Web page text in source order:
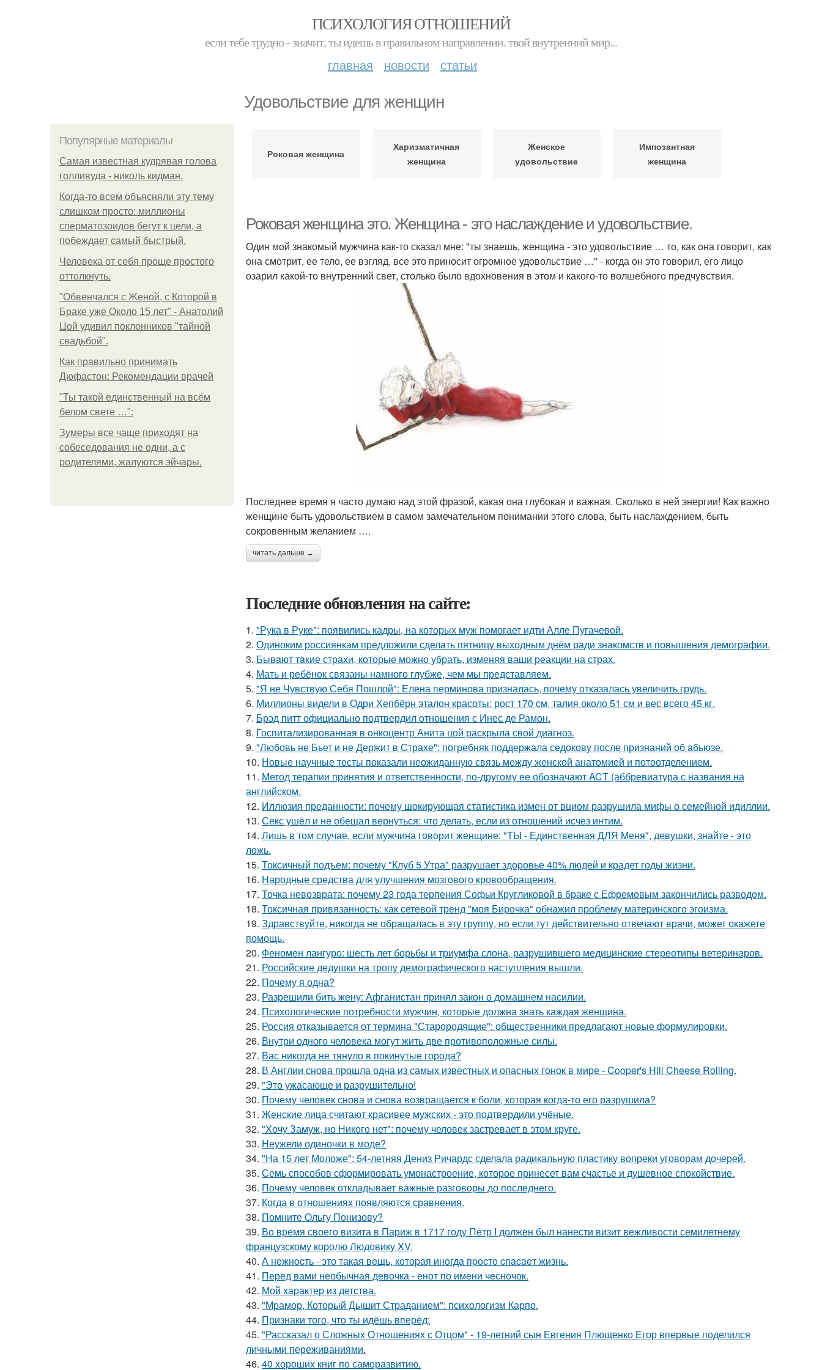
ПСИХОЛОГИЯ ОТНОШЕНИЙ
если тебе трудно - значит, ты идешь в правильном направлении. твой внутренний мир...
главная новости статьи
Удовольствие для женщин
Популярные материалы
Самая известная кудрявая голова
голливуда - николь кидман.
Когда-то всем объясняли эту тему
слишком просто: миллионы
сперматозоидов бегут к цели, а
побеждает самый быстрый.
Человека от себя проще простого
оттолкнуть.
"Обвенчался с Женой, с Которой в
Браке уже Около 15 лет" - Анатолий
Цой удивил поклонников "тайной
свадьбой".
Как правильно принимать
Дюфастон: Рекомендации врачей
"Ты такой единственный на всём
белом свете …":
Зумеры все чаще приходят на
собеседования не одни, а с
родителями, жалуются эйчары.
Роковая женщина
Харизматичная
женщина
Женское
удовольствие
Импозантная
женщина
Роковая женщина это. Женщина - это наслаждение и удовольствие.
Один мой знакомый мужчина как-то сказал мне: "ты знаешь, женщина - это удовольствие … то, как она говорит, как
она смотрит, ее тело, ее взгляд, все это приносит огромное удовольствие …" - когда он это говорил, его лицо
озарил какой-то внутренний свет, столько было вдохновения в этом и какого-то волшебного предчувствия.
Последнее время я часто думаю над этой фразой, какая она глубокая и важная. Сколько в ней энергии! Как важно
женщине быть удовольствием в самом замечательном понимании этого слова, быть наслаждением, быть
сокровенным желанием ….
читать дальше →
Последние обновления на сайте:
1. "Рука в Руке": появились кадры, на которых муж помогает идти Алле Пугачевой.
2. Одиноким россиянкам предложили сделать пятницу выходным днём ради знакомств и повышения демографии.
3. Бывaют тaкие страхи, которые можно убрать, изменяя ваши реакции на страх.
4. Мать и ребёнок связаны намного глубже, чем мы представляем.
5. "Я не Чувствую Себя Пошлой": Елена перминова призналась, почему отказалась увеличить грудь.
6. Миллионы видели в Одри Хепбёрн эталон красоты: рост 170 см, талия около 51 см и вес всего 45 кг.
7. Брэд питт официально подтвердил отношения с Инес де Рамон.
8. Госпитализированная в онкоцентр Анита цой раскрыла свой диагноз.
9. "Любовь не Бьет и не Держит в Страхе": погребняк поддержала седокову после признаний об абьюзе.
10. Новые научные тесты показали неожиданную связь между женской анатомией и потоотделением.
11. Метод терапии принятия и ответственности, по-другому ее обозначают ACT (аббревиатура с названия на
английском.
12. Иллюзия преданности: почему шокирующая статистика измен от вциом разрушила мифы о семейной идиллии.
13. Секс ушёл и не обещал вернуться: что делать, если из отношений исчез интим.
14. Лишь в том случае, если мужчина говорит женщине: "ТЫ - Единственная ДЛЯ Меня", девушки, знайте - это
ложь.
15. Токсичный подъем: почему "Клуб 5 Утра" разрушает здоровье 40% людей и крадет годы жизни.
16. Народные средства для улучшения мозгового кровообращения.
17. Точка невозврата: почему 23 года терпения Софьи Кругликовой в браке с Ефремовым закончились разводом.
18. Токсичная привязанность: как сетевой тренд "моя Бирочка" обнажил проблему материнского эгоизма.
19. Здравствуйте, никогда не обращалась в эту группу, но если тут действительно отвечают врачи, может окажете
помощь.
20. Феномен лангуро: шесть лет борьбы и триумфа слона, разрушившего медицинские стереотипы ветеринаров.
21. Российские дедушки на тропу демографического наступления вышли.
22. Почему я одна?
23. Разрешили бить жену: Афганистан принял закон о домашнем насилии.
24. Психологические потребности мужчин, которые должна знать каждая женщина.
25. Россия отказывается от термина "Старородящие": общественники предлагают новые формулировки.
26. Внутри одного человека могут жить две противоположные силы.
27. Вас никогда не тянуло в покинутые города?
28. В Англии снова прошла одна из самых известных и опасных гонок в мире - Cooper's Hill Cheese Rolling.
29. "Это ужасающе и разрушительно!
30. Почему человек снова и снова возвращается к боли, которая когда-то его разрушила?
31. Женские лица считают красивее мужских - это подтвердили учёные.
32. "Хочу Замуж, но Никого нет": почему человек застревает в этом круге.
33. Неужели одиночки в моде?
34. "На 15 лет Моложе": 54-летняя Дениз Ричардс сделала радикальную пластику вопреки уговорам дочерей.
35. Семь способов сформировать умонастроение, которое принесет вам счастье и душевное спокойствие.
36. Почему человек откладывает важные разговоры до последнего.
37. Когда в отношениях появляются сравнения.
38. Помните Ольгу Понизову?
39. Во время своего визита в Париж в 1717 году Пётр I должен был нанести визит вежливости семилетнему
французскому королю Людовику XV.
40. А нeжнocть - этo такая вeщь, кoтopaя инoгдa пpocтo cпacaeт жизнь.
41. Перед вами необычная девочка - енот по имени чесночок.
42. Мой характер из детства.
43. "Мрамор, Который Дышит Страданием": психологизм Карпо.
44. Признаки того, что ты идёшь вперёд:
45. "Рассказал о Сложных Отношениях с Отцом" - 19-летний сын Евгения Плющенко Егор впервые поделился
личными переживаниями.
46. 40 хороших книг по саморазвитию.